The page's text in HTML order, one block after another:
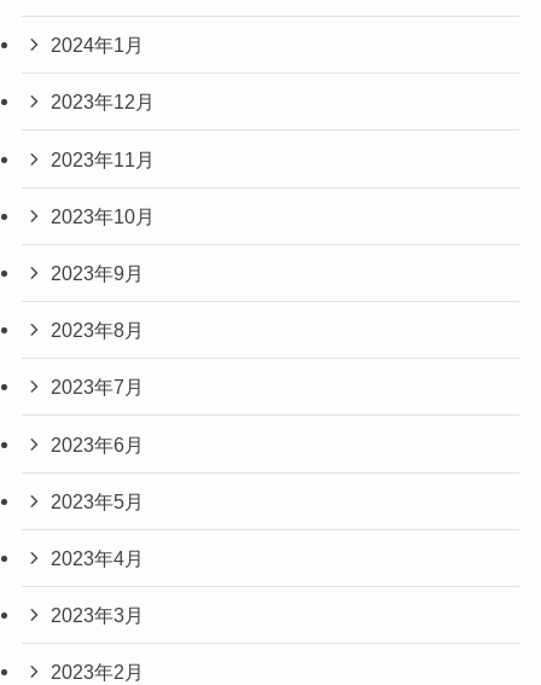
2024年1月
2023年12月
2023年11月
2023年10月
2023年9月
2023年8月
2023年7月
2023年6月
2023年5月
2023年4月
2023年3月
2023年2月